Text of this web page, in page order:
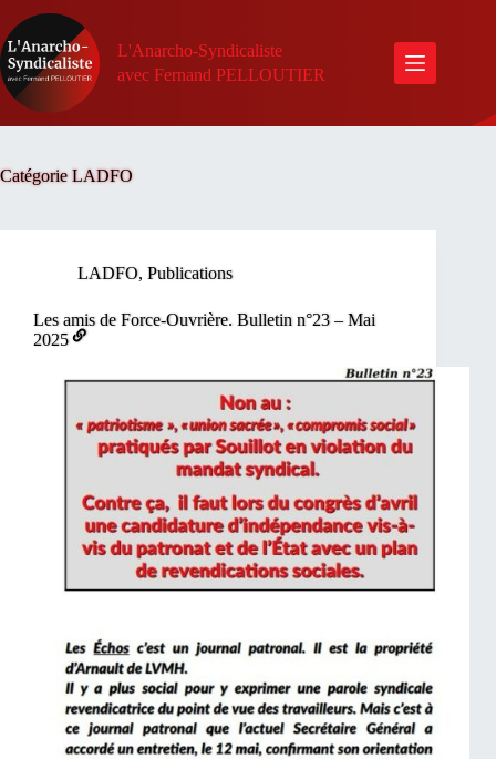
au
contenu
L'Anarcho-Syndicaliste
avec Fernand PELLOUTIER
CatégorieLADFO
LADFO, Publications
Les amis de Force-Ouvrière. Bulletin n°23 – Mai
2025